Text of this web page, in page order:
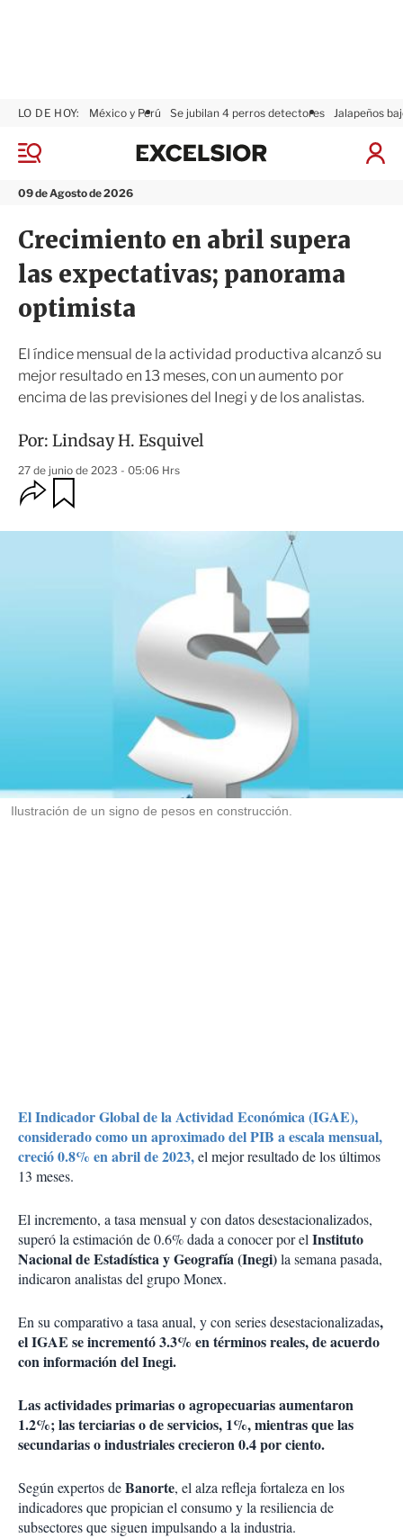
M
n
09 de Agosto de 2026
LO DE HOY: México y Perú Se jubilan 4 perros detectores Jalapeños
I
ó
n
x
r
Crecimiento en abril supera
las expectativas; panorama
optimista
El índice mensual de la actividad productiva alcanzó su
mejor resultado en 13 meses, con un aumento por
encima de las previsiones del Inegi y de los analistas.
Por: Lindsay H. Esquivel
27 de junio de 2023 - 05:06 Hrs
O
p
i
r
r
Ilustración de un signo de pesos en construcción.
El Indicador Global de la Actividad Económica (IGAE),
considerado como un aproximado del PIB a escala mensual,
creció 0.8% en abril de 2023,el mejor resultado de los últimos
13 meses.
El incremento, a tasa mensual y con datos desestacionalizados,
superó la estimación de 0.6% dada a conocer por elInstituto
Nacional de Estadística y Geografía (Inegi)la semana pasada,
indicaron analistas del grupo Monex.
En su comparativo a tasa anual, y con series desestacionalizadas,
el IGAE se incrementó 3.3% en términos reales, de acuerdo
con información del Inegi.
Las actividades primarias o agropecuarias aumentaron
1.2%; las terciarias o de servicios, 1%, mientras que las
secundarias o industriales crecieron 0.4 por ciento.
Según expertos deBanorte, el alza refleja fortaleza en los
indicadores que propician el consumo y la resiliencia de
subsectores que siguen impulsando a la industria.